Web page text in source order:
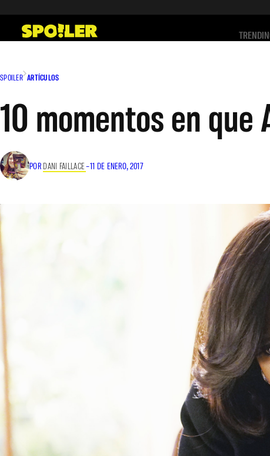
contenido
SPOILER ARTÍCULOS
10 momentos en
POR DANI FAILLACE–11 DE ENERO, 2017